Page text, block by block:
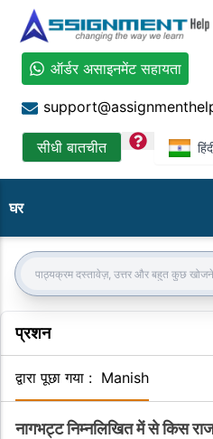
ऑर्डर असाइनमेंट सहायता
सीधी बातचीत question
घर
Search:
प्रशन
द्वारा पूछा गया : Manish
नागभट्ट निम्नलिखित में से किस